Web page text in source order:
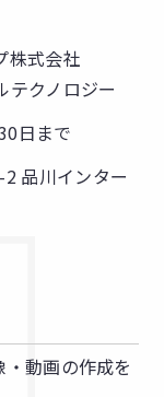
株式会社
テクノロジー
日まで
品川インター
動画の作成を